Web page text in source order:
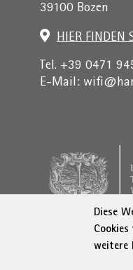
39100 Bozen
HIER FINDEN
Tel. +39 0471
E-Mail:
Diese
weitere